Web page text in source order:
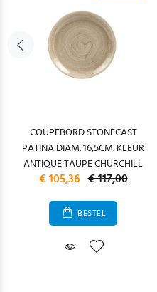
COUPEBORD STONECAST
PATINA DIAM. 16,5CM. KLEUR
ANTIQUE TAUPE CHURCHILL
€ 105,36 € 117,00
BESTEL